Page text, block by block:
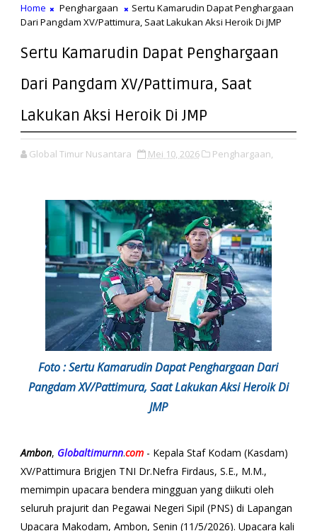
Home Penghargaan
Sertu Kamarudin Dapat Penghargaan
Dari Pangdam XV/Pattimura, Saat Lakukan Aksi Heroik Di JMP
Sertu Kamarudin Dapat Penghargaan
Dari Pangdam XV/Pattimura, Saat
Lakukan Aksi Heroik Di JMP
Global Timur Nusantara Mei 10, 2026 Penghargaan,
Foto : Sertu Kamarudin Dapat Penghargaan Dari
Pangdam XV/Pattimura, Saat Lakukan Aksi Heroik Di
JMP
Ambon, Globaltimurnn.com- Kepala Staf Kodam (Kasdam)
XV/Pattimura Brigjen TNI Dr.Nefra Firdaus, S.E., M.M.,
memimpin upacara bendera mingguan yang diikuti oleh
seluruh prajurit dan Pegawai Negeri Sipil (PNS) di Lapangan
Upacara Makodam, Ambon, Senin (11/5/2026). Upacara kali